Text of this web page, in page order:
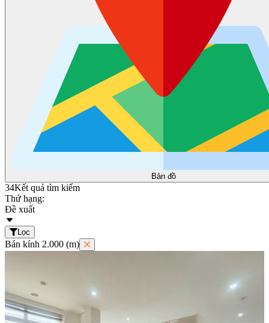
Bản đồ
34Kết quả tìm kiếm
Thứ hạng:
Đề xuất
Lọc
Bán kính 2.000 (m)